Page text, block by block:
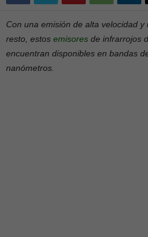
Con una emisión de alta velocidad
resto, estos emisores de infrarrojos
encuentran disponibles en bandas
nanómetros.